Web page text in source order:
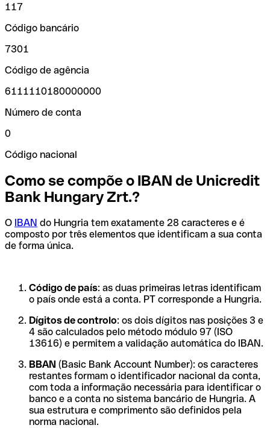
117
Código bancário
7301
Código de agência
6111110180000000
Número de conta
0
Código nacional
Como se compõe o IBAN de Unicredit
Bank Hungary Zrt.?
O IBAN do Hungria tem exatamente 28 caracteres e é
composto por três elementos que identificam a sua conta
de forma única.
Código de país: as duas primeiras letras identificam
o país onde está a conta. PT corresponde a Hungria.
Dígitos de controlo: os dois dígitos nas posições 3 e
4 são calculados pelo método módulo 97 (ISO
13616) e permitem a validação automática do IBAN.
BBAN (Basic Bank Account Number): os caracteres
restantes formam o identificador nacional da conta,
com toda a informação necessária para identificar o
banco e a conta no sistema bancário de Hungria. A
sua estrutura e comprimento são definidos pela
norma nacional.